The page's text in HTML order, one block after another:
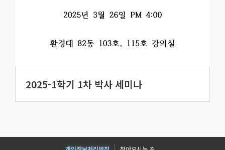
2025-1학기 1차 박사 세미나